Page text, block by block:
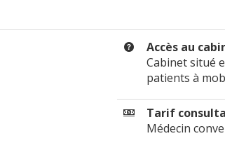
Accès au
Cabinet situé
patients à
Tarif
Médecin